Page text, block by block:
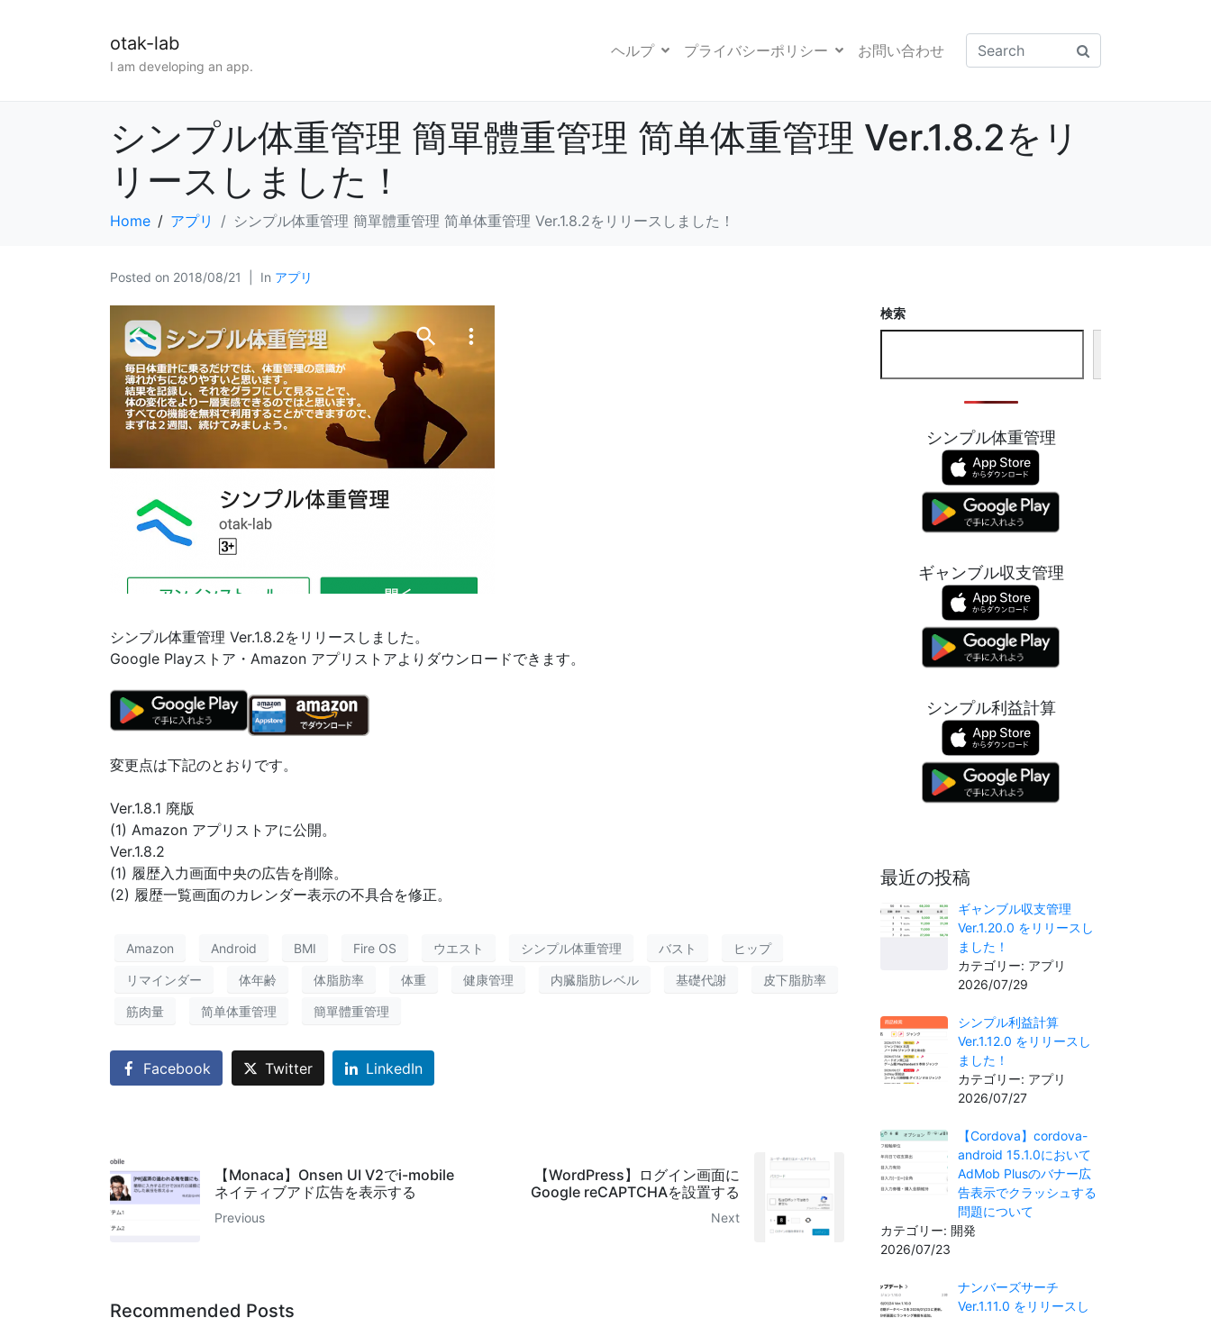
otak-lab
I am developing an app.
ヘルプ プライバシーポリシー お問い合わせ
シンプル体重管理 簡單體重管理 简单体重管理 Ver.1.8.2をリ
リースしました！
Home アプリ シンプル体重管理 簡單體重管理 简单体重管理 Ver.1.8.2をリリースしました！
Posted on 2018/08/21 In アプリ
シンプル体重管理 Ver.1.8.2をリリースしました。
Google Playストア・Amazon アプリストアよりダウンロードできます。
変更点は下記のとおりです。
Ver.1.8.1 廃版
(1) Amazon アプリストアに公開。
Ver.1.8.2
(1) 履歴入力画面中央の広告を削除。
(2) 履歴一覧画面のカレンダー表示の不具合を修正。
Amazon Android BMI Fire OS ウエスト シンプル体重管理 バスト ヒップ
リマインダー 体年齢 体脂肪率 体重 健康管理 内臓脂肪レベル 基礎代謝 皮下脂肪率
筋肉量 简单体重管理 簡單體重管理
Facebook Twitter LinkedIn
【Monaca】Onsen UI V2でi-mobile
ネイティブアド広告を表示する
Previous
【WordPress】ログイン画面に
Google reCAPTCHAを設置する
Next
Recommended Posts
検索
シンプル体重管理
ギャンブル収支管理
シンプル利益計算
最近の投稿
ギャンブル収支管理
Ver.1.20.0 をリリースし
ました！
カテゴリー: アプリ
2026/07/29
シンプル利益計算
Ver.1.12.0 をリリースし
ました！
カテゴリー: アプリ
2026/07/27
【Cordova】cordova-
android 15.1.0において
AdMob Plusのバナー広
告表示でクラッシュする
問題について
カテゴリー: 開発
2026/07/23
ナンバーズサーチ
Ver.1.11.0 をリリースし